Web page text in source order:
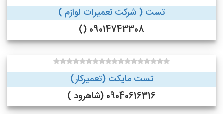
تست ( شرکت تعمیرات لوازم )
09014743308 ()
تست مایکت (تعمیرکار)
09040616316 (شاهرود )